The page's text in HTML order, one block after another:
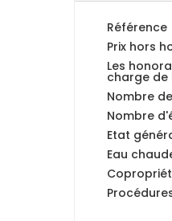
Référence
Prix hors
Les
charge de
Nombre
Nombre
Etat
Eau